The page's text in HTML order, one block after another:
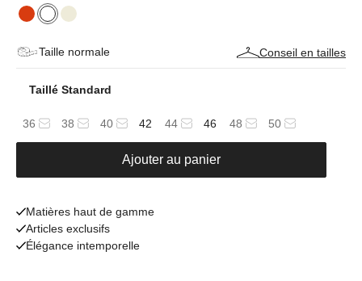
Taille normale Conseil en tailles
Taillé Standard
36 38 40 42 44 46 48 50
Ajouter au panier
Matières haut de gamme
Articles exclusifs
Élégance intemporelle